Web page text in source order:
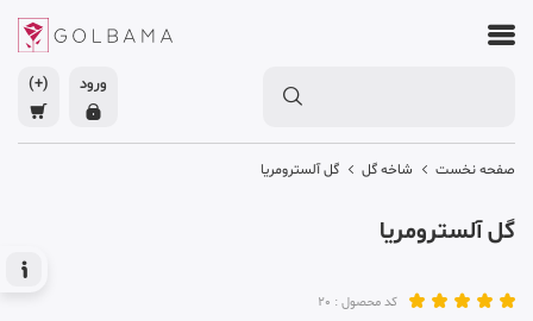
ورود (+)
صفحه نخست شاخه گل گل آلسترومریا
گل آلسترومریا
کد محصول : 20